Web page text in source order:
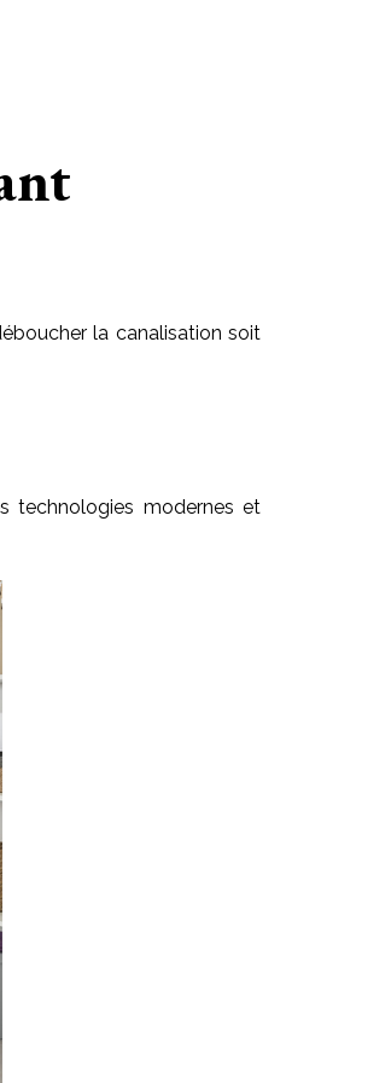
la canalisation soit
technologies modernes et